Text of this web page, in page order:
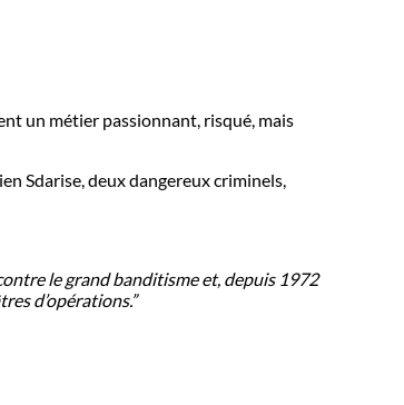
un métier passionnant, risqué, mais
Sdarise, deux dangereux criminels,
le grand banditisme et, depuis 1972
d’opérations.”